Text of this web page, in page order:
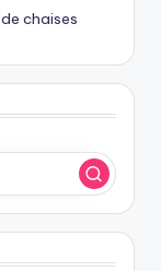
chaises